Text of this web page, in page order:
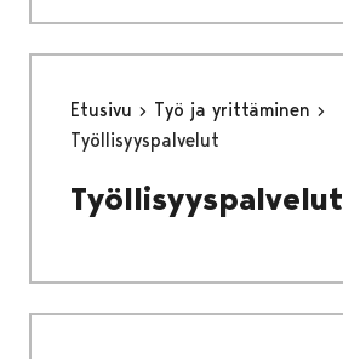
Etusivu
Työ ja yrittäminen
Työllisyyspalvelut
Työllisyyspalvelut